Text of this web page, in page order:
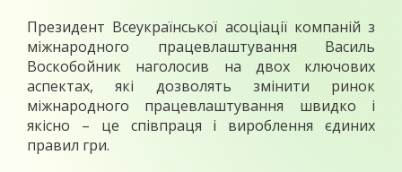
Президент Всеукраїнської асоціації компаній з
міжнародного працевлаштування Василь
Воскобойник наголосив на двох ключових
аспектах, які дозволять змінити ринок
міжнародного працевлаштування швидко і
якісно – це співпраця і вироблення єдиних
правил гри.